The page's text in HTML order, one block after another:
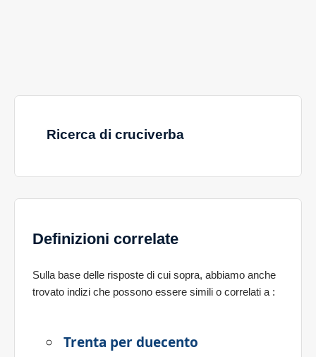
Ricerca di cruciverba
Definizioni correlate
Sulla base delle risposte di cui sopra, abbiamo anche
trovato indizi che possono essere simili o correlati a :
Trenta per duecento